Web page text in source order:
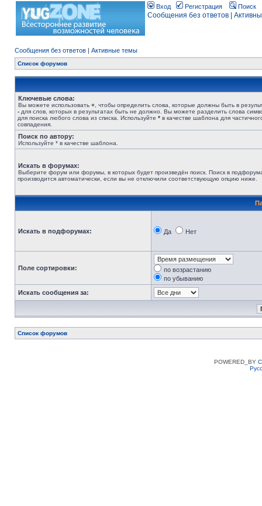
Вход Регистрация Поиск
Сообщения без ответов
Сообщения без ответов | Активные темы
Список форумов
Ключевые слова:
Вы можете использовать + , чтобы определить слова, которые должны быть в
- для слов, которых в результатах быть не должно. Вы можете разделить слова
для поиска любого слова из списка. Используйте * в качестве шаблона для
совпадения.
Поиск по автору:
Используйте * в качестве шаблона.
Искать в форумах:
Выберите форум или форумы, в которых будет произведён поиск. Поиск в
производится автоматически, если вы не отключили соответствующую опцию ниже.
Искать в подфорумах: Да Нет
Поле сортировки:
по возрастанию
по убыванию
Искать сообщения за:
Список форумов
POWERED_BY